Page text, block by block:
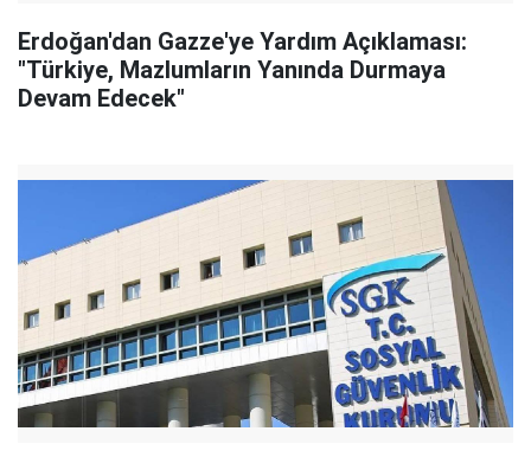
Erdoğan'dan Gazze'ye Yardım Açıklaması:
"Türkiye, Mazlumların Yanında Durmaya
Devam Edecek"